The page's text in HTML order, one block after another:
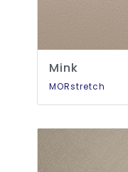
Mink
MORstretch